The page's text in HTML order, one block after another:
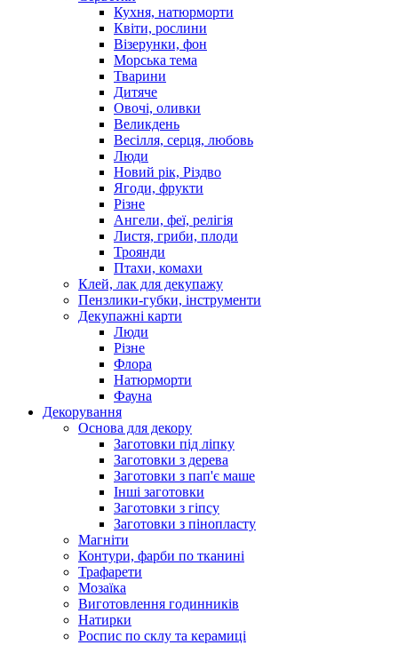
Кухня, натюрморти
Квіти, рослини
Візерунки, фон
Морська тема
Тварини
Дитяче
Овочі, оливки
Великдень
Весілля, серця, любовь
Люди
Новий рік, Різдво
Ягоди, фрукти
Різне
Ангели, феї, релігія
Листя, гриби, плоди
Троянди
Птахи, комахи
Клей, лак для декупажу
Пензлики-губки, інструменти
Декупажні карти
Люди
Різне
Флора
Натюрморти
Фауна
Декорування
Основа для декору
Заготовки під ліпку
Заготовки з дерева
Заготовки з пап'є маше
Інші заготовки
Заготовки з гіпсу
Заготовки з пінопласту
Магніти
Контури, фарби по тканині
Трафарети
Мозаїка
Виготовлення годинників
Натирки
Роспис по склу та керамиці